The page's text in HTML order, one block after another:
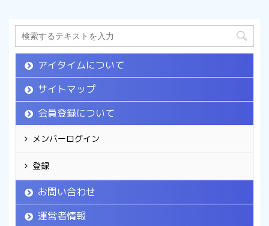
アイタイムについて
サイトマップ
会員登録について
メンバーログイン
登録
お問い合わせ
運営者情報